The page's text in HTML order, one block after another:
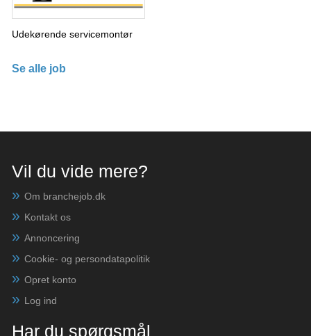
Udekørende servicemontør
Se alle job
Vil du vide mere?
Om branchejob.dk
Kontakt os
Annoncering
Cookie- og persondatapolitik
Opret konto
Log ind
Har du spørgsmål